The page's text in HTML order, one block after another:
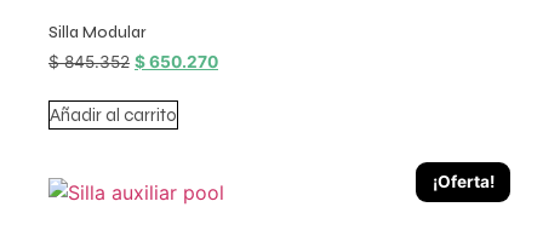
Silla Modular
$845.352 $650.270
Añadir al carrito
¡Oferta!